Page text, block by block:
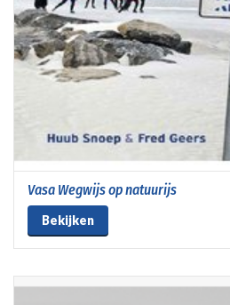
Vasa Wegwijs op natuurijs
Bekijken